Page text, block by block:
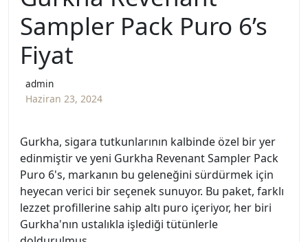
Sampler Pack Puro 6’s
Fiyat
admin
Haziran 23, 2024
Gurkha, sigara tutkunlarının kalbinde özel bir yer
edinmiştir ve yeni Gurkha Revenant Sampler Pack
Puro 6's, markanın bu geleneğini sürdürmek için
heyecan verici bir seçenek sunuyor. Bu paket, farklı
lezzet profillerine sahip altı puro içeriyor, her biri
Gurkha'nın ustalıkla işlediği tütünlerle